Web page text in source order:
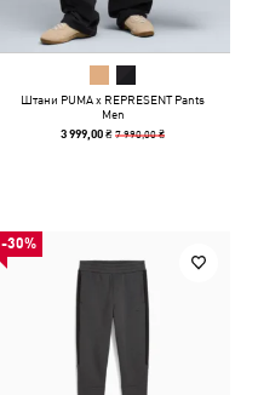
Штани PUMA x REPRESENT Pants
Men
3 999,00 ₴7 990,00 ₴
-30%